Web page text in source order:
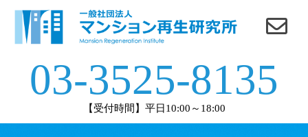
03-3525-8135
【受付時間】平日10:00～18:00
い合